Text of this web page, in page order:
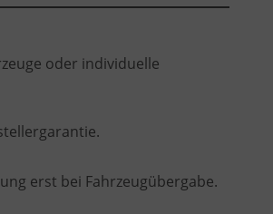
oder individuelle
erst bei Fahrzeugübergabe.